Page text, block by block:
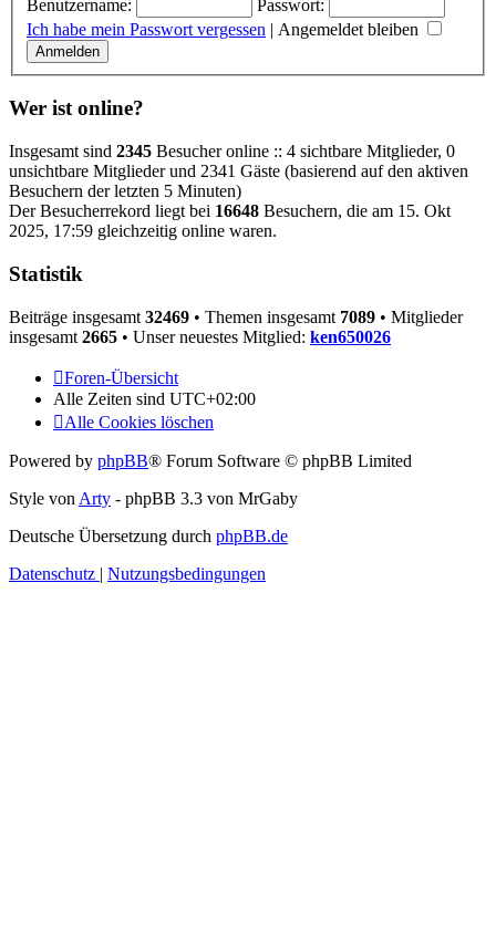
Benutzername:
Passwort:
Ich habe mein Passwort vergessen | Angemeldet bleiben
Wer ist online?
Insgesamt sind 2345 Besucher online :: 4 sichtbare Mitglieder, 0
unsichtbare Mitglieder und 2341 Gäste (basierend auf den aktiven
Besuchern der letzten 5 Minuten)
Der Besucherrekord liegt bei 16648 Besuchern, die am 15. Okt
2025, 17:59 gleichzeitig online waren.
Statistik
Beiträge insgesamt 32469 • Themen insgesamt 7089 • Mitglieder
insgesamt 2665 • Unser neuestes Mitglied: ken650026
Foren-Übersicht
Alle Zeiten sind UTC+02:00
Alle Cookies löschen
Powered by phpBB® Forum Software © phpBB Limited
Style von Arty - phpBB 3.3 von MrGaby
Deutsche Übersetzung durch phpBB.de
Datenschutz | Nutzungsbedingungen